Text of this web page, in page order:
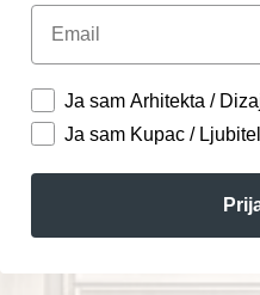
Email
Ja sam Arhitekta /
Ja sam Kupac /